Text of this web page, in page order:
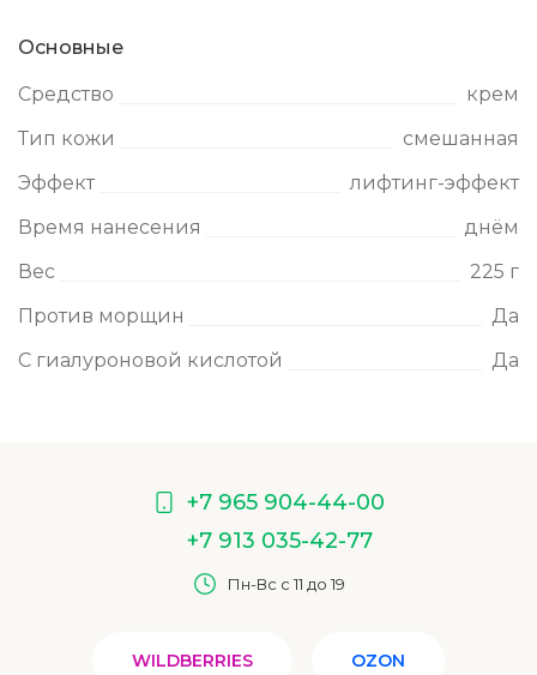
Основные
Средство
крем
Тип кожи
смешанная
Эффект
лифтинг-эффект
Время нанесения
днём
Вес
225 г
Против морщин
Да
С гиалуроновой кислотой
Да
WILDBERRIES OZON
+7 965 904-44-00
+7 913 035-42-77
Пн-Вс с 11 до 19